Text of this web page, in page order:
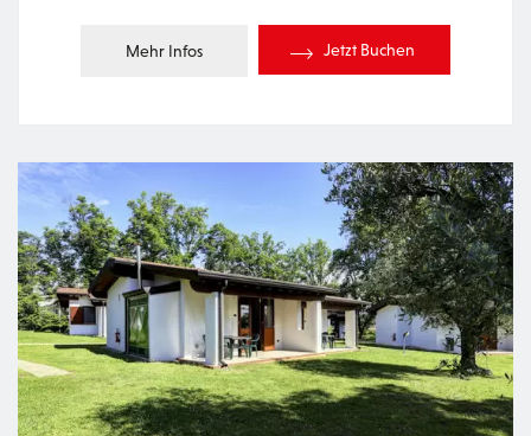
Mehr Infos Jetzt Buchen